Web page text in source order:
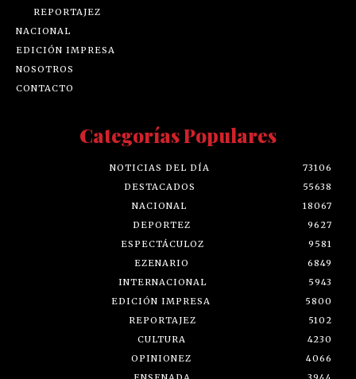
REPORTAJEZ
NACIONAL
EDICIÓN IMPRESA
NOSOTROS
CONTACTO
Categorías Populares
NOTICIAS DEL DÍA
73106
DESTACADOS
55638
NACIONAL
18067
DEPORTEZ
9627
ESPECTÁCULOZ
9581
EZENARIO
6849
INTERNACIONAL
5943
EDICIÓN IMPRESA
5800
REPORTAJEZ
5102
CULTURA
4230
OPINIONEZ
4066